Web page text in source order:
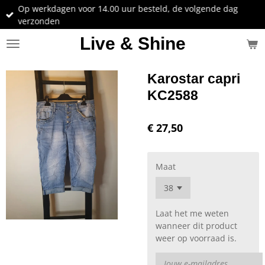
Ga
direct
de
Live & Shine
Op werkdagen voor 14.00 uur besteld, de volgende dag
verzonden
Karostar capri
KC2588
€ 27,50
Maat
Laat het me weten
wanneer dit product
weer op voorraad is.